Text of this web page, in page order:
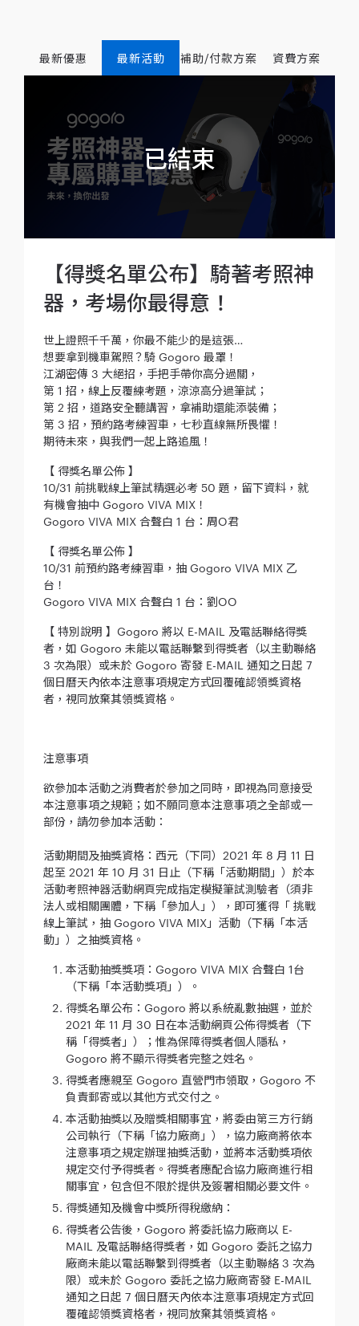
最新優惠 最新活動 補助/付款方案 資費方案
【得獎名單公布】騎著考照神
器，考場你最得意！
世上證照千千萬，你最不能少的是這張…
想要拿到機車駕照？騎 Gogoro 最罩！
江湖密傳 3 大絕招，手把手帶你高分過關，
第 1 招，線上反覆練考題，涼涼高分過筆試；
第 2 招，道路安全聽講習，拿補助還能添裝備；
第 3 招，預約路考練習車，七秒直線無所畏懼！
期待未來，與我們一起上路追風！
【 得獎名單公佈 】
10/31 前挑戰線上筆試精選必考 50 題，留下資料，就
有機會抽中 Gogoro VIVA MIX！
Gogoro VIVA MIX 合聲白 1 台：周O君
【 得獎名單公佈 】
10/31 前預約路考練習車，抽 Gogoro VIVA MIX 乙
台！
Gogoro VIVA MIX 合聲白 1 台：劉OO
【 特別說明 】Gogoro 將以 E-MAIL 及電話聯絡得獎
者，如 Gogoro 未能以電話聯繫到得獎者（以主動聯絡
3 次為限）或未於 Gogoro 寄發 E-MAIL 通知之日起 7
個日曆天內依本注意事項規定方式回覆確認領獎資格
者，視同放棄其領獎資格。
注意事項
欲參加本活動之消費者於參加之同時，即視為同意接受
本注意事項之規範；如不願同意本注意事項之全部或一
部份，請勿參加本活動：
活動期間及抽獎資格：西元（下同）2021 年 8 月 11 日
起至 2021 年 10 月 31 日止（下稱「活動期間」）於本
活動考照神器活動網頁完成指定模擬筆試測驗者（須非
法人或相關團體，下稱「參加人」），即可獲得「 挑戰
線上筆試，抽 Gogoro VIVA MIX」活動（下稱「本活
動」）之抽獎資格。
本活動抽獎獎項：Gogoro VIVA MIX 合聲白 1台
（下稱「本活動獎項」）。
得獎名單公布：Gogoro 將以系統亂數抽選，並於
2021 年 11 月 30 日在本活動網頁公佈得獎者（下
稱「得獎者」）；惟為保障得獎者個人隱私，
Gogoro 將不顯示得獎者完整之姓名。
得獎者應親至 Gogoro 直營門市領取，Gogoro 不
負責郵寄或以其他方式交付之。
本活動抽獎以及贈獎相關事宜，將委由第三方行銷
公司執行（下稱「協力廠商」），協力廠商將依本
注意事項之規定辦理抽獎活動，並將本活動獎項依
規定交付予得獎者。得獎者應配合協力廠商進行相
關事宜，包含但不限於提供及簽署相關必要文件。
得獎通知及機會中獎所得稅繳納：
得獎者公告後，Gogoro 將委託協力廠商以 E-
MAIL 及電話聯絡得獎者，如 Gogoro 委託之協力
廠商未能以電話聯繫到得獎者（以主動聯絡 3 次為
限）或未於 Gogoro 委託之協力廠商寄發 E-MAIL
通知之日起 7 個日曆天內依本注意事項規定方式回
覆確認領獎資格者，視同放棄其領獎資格。